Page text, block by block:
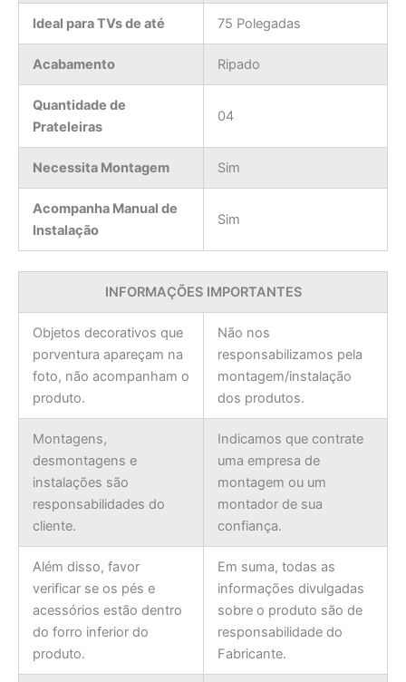
Ideal para TVs de até 75 Polegadas
Acabamento Ripado
Quantidade de
Prateleiras
04
Necessita Montagem Sim
Acompanha Manual de
Instalação
Sim
INFORMAÇÕES IMPORTANTES
Objetos decorativos que
porventura apareçam na
foto, não acompanham o
produto.
Não nos
responsabilizamos pela
montagem/instalação
dos produtos.
Montagens,
desmontagens e
instalações são
responsabilidades do
cliente.
Indicamos que contrate
uma empresa de
montagem ou um
montador de sua
confiança.
Além disso, favor
verificar se os pés e
acessórios estão dentro
do forro inferior do
produto.
Em suma, todas as
informações divulgadas
sobre o produto são de
responsabilidade do
Fabricante.